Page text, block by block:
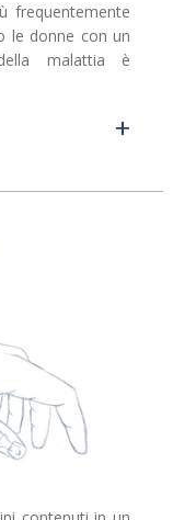
frequentemente
le donne con un
malattia è
+